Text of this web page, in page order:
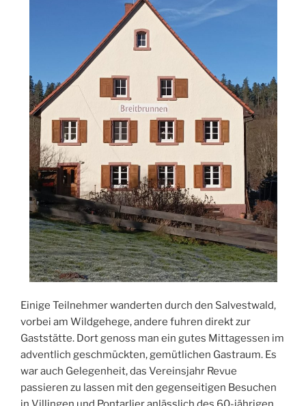
Einige Teilnehmer wanderten durch den Salvestwald,
vorbei am Wildgehege, andere fuhren direkt zur
Gaststätte. Dort genoss man ein gutes Mittagessen im
adventlich geschmückten, gemütlichen Gastraum. Es
war auch Gelegenheit, das Vereinsjahr Revue
passieren zu lassen mit den gegenseitigen Besuchen